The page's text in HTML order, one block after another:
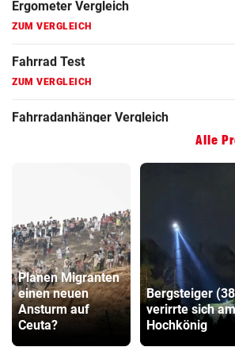
Faszienrolle Vergleich
ZUM VERGLEICH
Hoverboard Vergleich
ZUM VERGLEICH
Kinderfahrrad Vergleich
Alle
Planen Migranten
einen neuen
Ansturm auf
Ceuta?
Bergsteiger
verirrte sich am
Hochkönig